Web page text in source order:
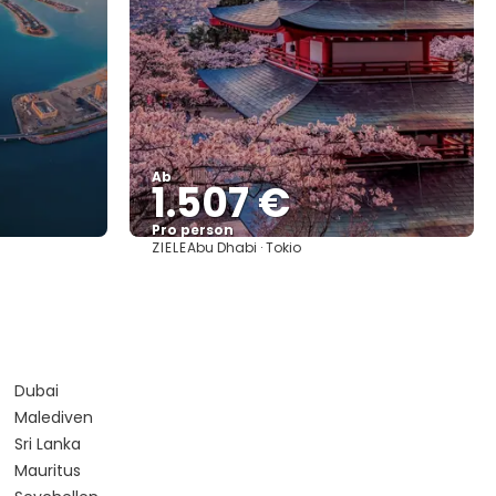
Ab
1.507 €
Pro person
Sehen
ZIELEAbu Dhabi · Tokio
Dubai
Malediven
Sri Lanka
Mauritus